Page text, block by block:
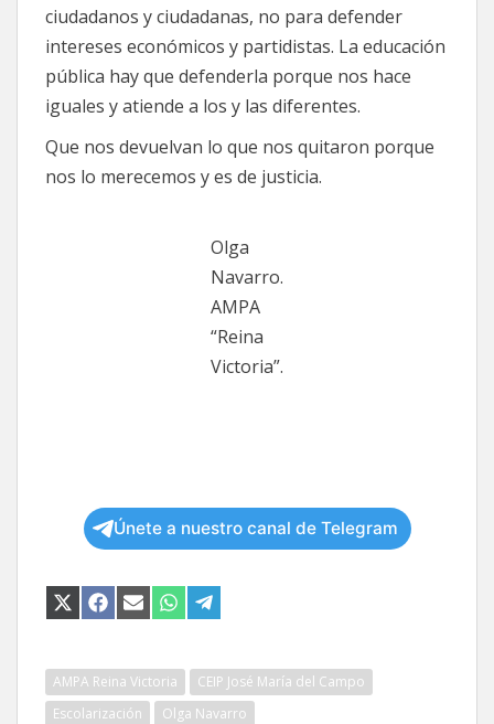
ciudadanos y ciudadanas, no para defender
intereses económicos y partidistas. La educación
pública hay que defenderla porque nos hace
iguales y atiende a los y las diferentes.
Que nos devuelvan lo que nos quitaron porque
nos lo merecemos y es de justicia.
Olga
Navarro.
AMPA
“Reina
Victoria”.
Únete a nuestro canal de Telegram
COMPARTIR
EN
COMPARTIR
EN
COMPARTIR
EN
COMPARTIR
EN
COMPARTIR
EN
AMPA Reina Victoria
CEIP José María del Campo
Escolarización
Olga Navarro